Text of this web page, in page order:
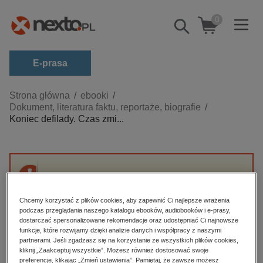
Pokaż/schowaj
wyszukiwarkę
0
E-prasa
Kategorie
Zobacz wszystkie E-prasa
biznesowe, branżowe, gospodarka
darmowe wydania
edukacja
hobby, sport, rozrywka
komputery, internet, technologie, informatyka
Strona główna
ebooki
Dokument, literatura faktu, reportaże, biografie
Koniec defilady. Czas zmi...
High-contrast mode
Polecane
Chcemy korzystać z plików cookies, aby zapewnić Ci najlepsze wrażenia
podczas przeglądania naszego katalogu ebooków, audiobooków i e-prasy,
dostarczać spersonalizowane rekomendacje oraz udostępniać Ci najnowsze
funkcje, które rozwijamy dzięki analizie danych i współpracy z naszymi
partnerami. Jeśli zgadzasz się na korzystanie ze wszystkich plików cookies,
kliknij „Zaakceptuj wszystkie”. Możesz również dostosować swoje
preferencje, klikając „Zmień ustawienia”. Pamiętaj, że zawsze możesz